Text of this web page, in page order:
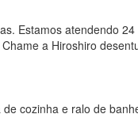
Estamos atendendo
a Hiroshiro
cozinha e ralo de